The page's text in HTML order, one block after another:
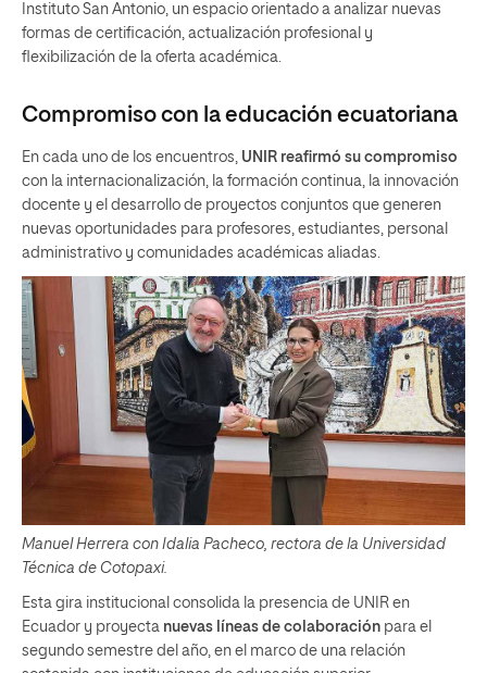
Instituto San Antonio, un espacio orientado a analizar nuevas
formas de certificación, actualización profesional y
flexibilización de la oferta académica.
Compromiso con la educación ecuatoriana
En cada uno de los encuentros, UNIR reafirmó su compromiso
con la internacionalización, la formación continua, la innovación
docente y el desarrollo de proyectos conjuntos que generen
nuevas oportunidades para profesores, estudiantes, personal
administrativo y comunidades académicas aliadas.
Manuel Herrera con Idalia Pacheco, rectora de la Universidad
Técnica de Cotopaxi.
Esta gira institucional consolida la presencia de UNIR en
Ecuador y proyecta nuevas líneas de colaboración para el
segundo semestre del año, en el marco de una relación